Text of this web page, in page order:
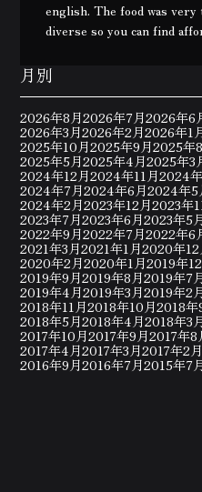
english. The food was very
diverse so you can find
月別
2026年8月2026年7月2026年6
2026年3月2026年2月2026年1
2025年10月2025年9月2025年
2025年5月2025年4月2025年3
2024年12月2024年11月2024
2024年7月2024年6月2024年5
2024年2月2023年12月2023年
2023年7月2023年6月2023年5
2022年9月2022年7月2022年6
2021年3月2021年1月2020年
2020年2月2020年1月2019年
2019年9月2019年8月2019年7
2019年4月2019年3月2019年2
2018年11月2018年10月2018年
2018年5月2018年4月2018年3
2017年10月2017年9月2017年8
2017年4月2017年3月2017年2
2016年9月2016年7月2015年7